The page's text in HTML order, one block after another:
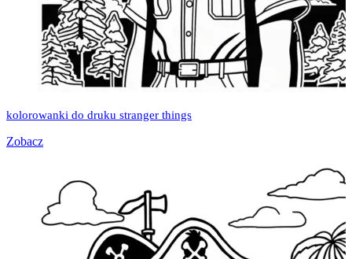
kolorowanki do druku stranger things
Zobacz